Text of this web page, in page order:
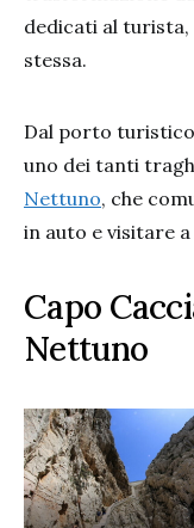
dedicati al turista,
stessa.
Dal porto
uno dei tanti
Nettuno, che
in auto e visitare
Capo
Nettuno